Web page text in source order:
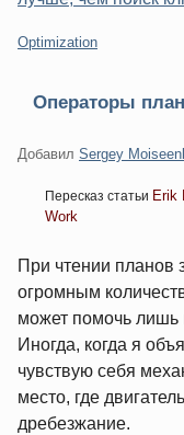
Категории:
Optimization
Операторы
Добавил Sergey
Пересказ статьи Erik
Work
При чтении планов
огромным
может помочь лишь
Иногда, когда я
чувствую себя
место, где
дребезжание.